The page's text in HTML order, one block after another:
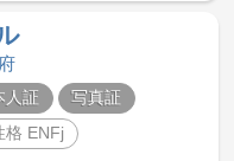
人証
写真証
格 ENFj